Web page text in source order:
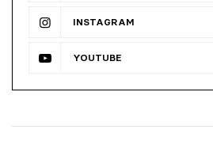
INSTAGRAM
YOUTUBE